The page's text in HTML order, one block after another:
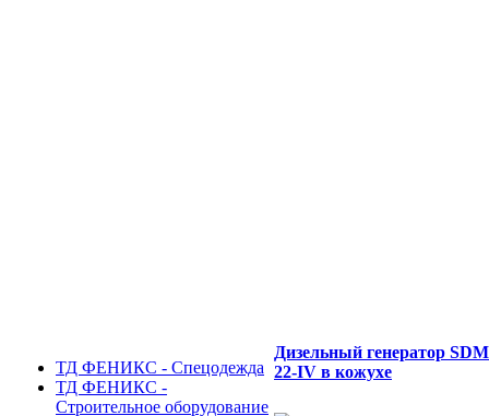
ТД ФЕНИКС - Спецодежда
ТД ФЕНИКС -
Строительное оборудование
Дизельный генератор
22-IV в кожухе